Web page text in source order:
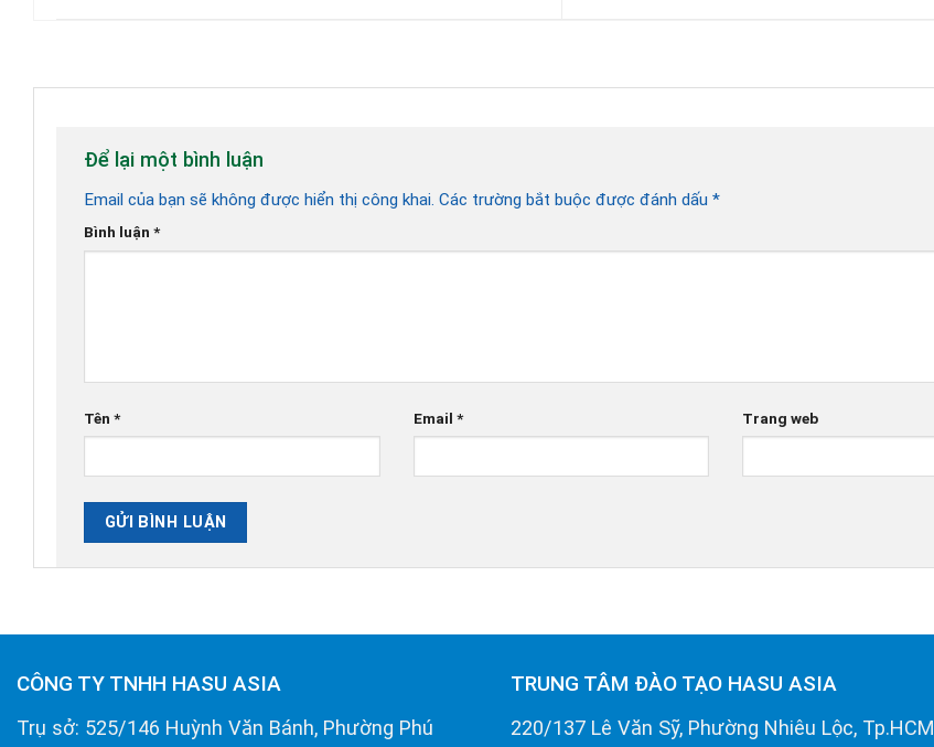
Để lại một bình luận
Email của bạn sẽ không được hiển thị công khai. Các trường bắt buộc được đánh dấu *
Bình luận *
Tên * Email * Trang web
CÔNG TY TNHH HASU ASIA
Trụ sở: 525/146 Huỳnh Văn Bánh, Phường Phú
TRUNG TÂM ĐÀO TẠO HASU ASIA
220/137 Lê Văn Sỹ, Phường Nhiêu Lộc, Tp.HCM